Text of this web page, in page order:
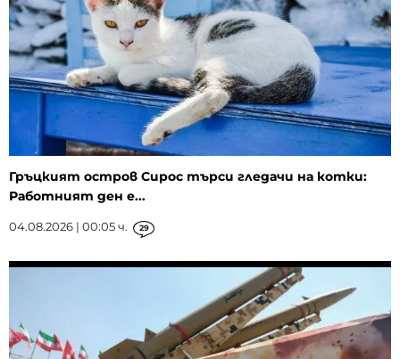
Гръцкият остров Сирос търси гледачи на котки:
Работният ден е...
04.08.2026 | 00:05 ч. 29